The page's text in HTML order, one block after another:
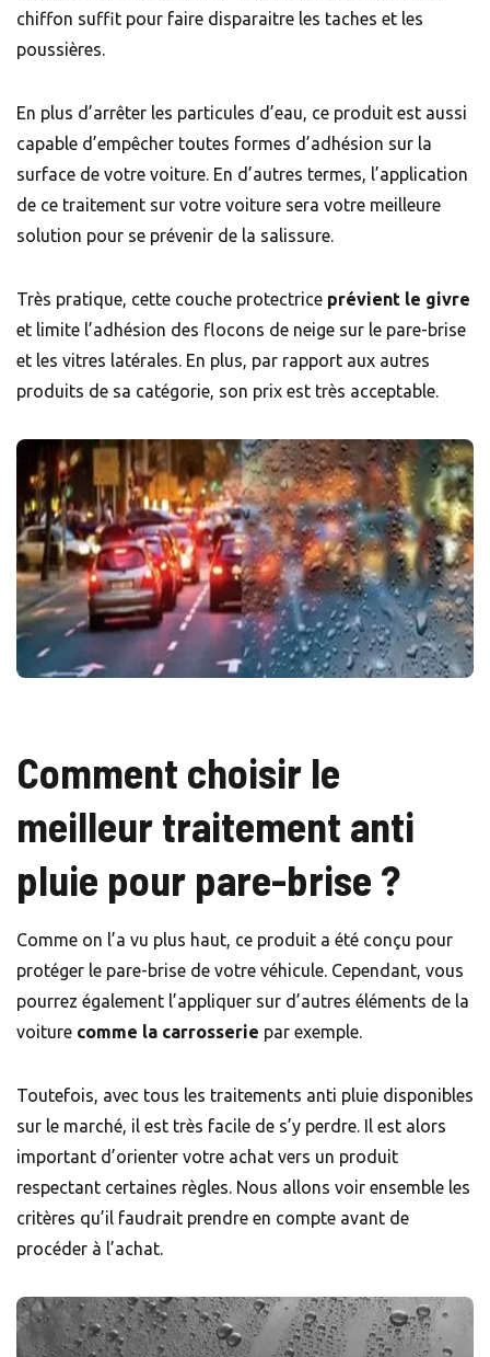
chiffon suffit pour faire disparaitre les taches et les
poussières.
En plus d’arrêter les particules d’eau, ce produit est aussi
capable d’empêcher toutes formes d’adhésion sur la
surface de votre voiture. En d’autres termes, l’application
de ce traitement sur votre voiture sera votre meilleure
solution pour se prévenir de la salissure.
Très pratique, cette couche protectrice prévient le givre
et limite l’adhésion des flocons de neige sur le pare-brise
et les vitres latérales. En plus, par rapport aux autres
produits de sa catégorie, son prix est très acceptable.
Comment choisir le
meilleur traitement anti
pluie pour pare-brise ?
Comme on l’a vu plus haut, ce produit a été conçu pour
protéger le pare-brise de votre véhicule. Cependant, vous
pourrez également l’appliquer sur d’autres éléments de la
voiture comme la carrosserie par exemple.
Toutefois, avec tous les traitements anti pluie disponibles
sur le marché, il est très facile de s’y perdre. Il est alors
important d’orienter votre achat vers un produit
respectant certaines règles. Nous allons voir ensemble les
critères qu’il faudrait prendre en compte avant de
procéder à l’achat.